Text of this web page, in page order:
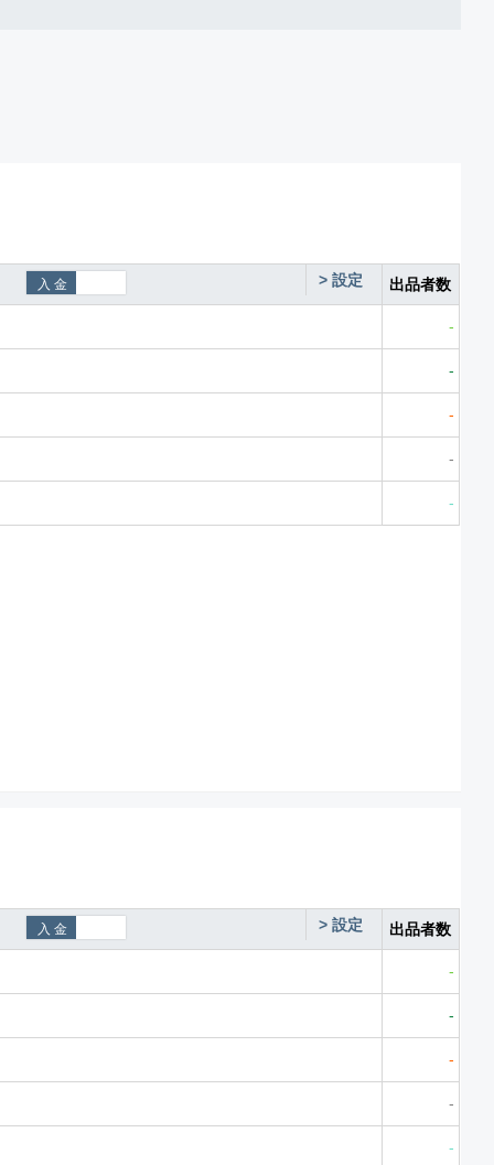
> 設定 出品者数
-
-
-
-
-
> 設定 出品者数
-
-
-
-
-